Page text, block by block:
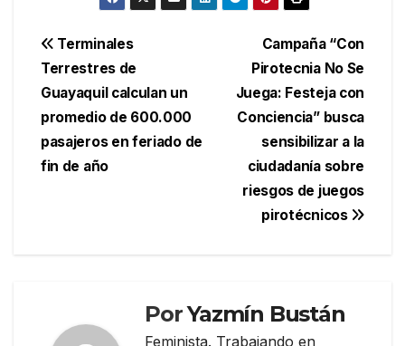
Navegación
de
entradas
Campaña “Con
Pirotecnia No Se
Juega: Festeja con
Conciencia” busca
sensibilizar a la
ciudadanía sobre
riesgos de juegos
pirotécnicos
Terminales
Terrestres de
Guayaquil calculan un
promedio de 600.000
pasajeros en feriado de
fin de año
PorYazmín Bustán
Feminista. Trabajando en